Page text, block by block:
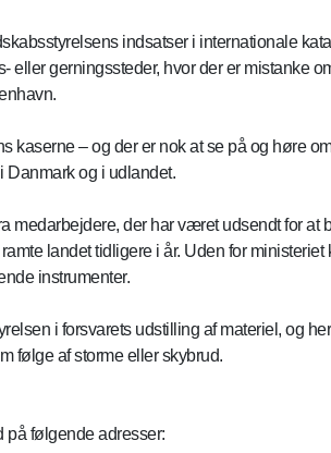
indsatser i internationale
gerningssteder, hvor der er mistanke
kaserne – og der er nok at se på og høre
Danmark og i udlandet.
medarbejdere, der har været udsendt for
landet tidligere i år. Uden for
instrumenter.
i forsvarets udstilling af materiel, og
følge af storme eller skybrud.
på følgende adresser: